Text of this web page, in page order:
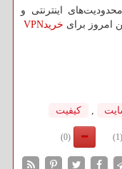
اینترنتی و
امروز برای خریدVPN
كیفیت
(1)
(0)